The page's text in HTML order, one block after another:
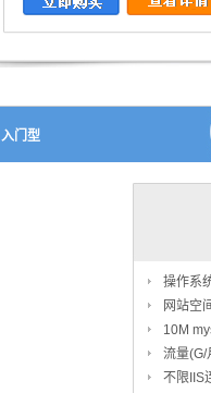
入门型
操作系
网站空
10M
流量(G/
不限IIS